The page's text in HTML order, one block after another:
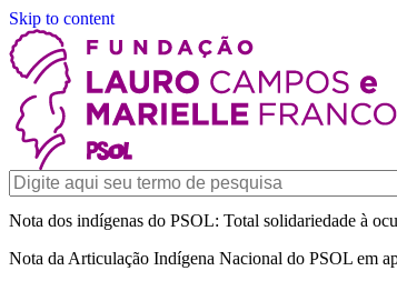
Skip to content
Nota dos indígenas do PSOL: Total solidariedade à
Nota da Articulação Indígena Nacional do PSOL em